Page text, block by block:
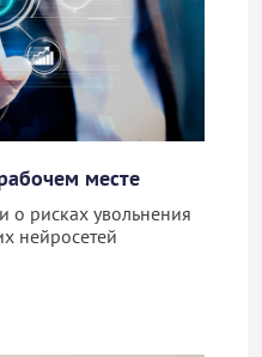
месте
рисках увольнения
нейросетей